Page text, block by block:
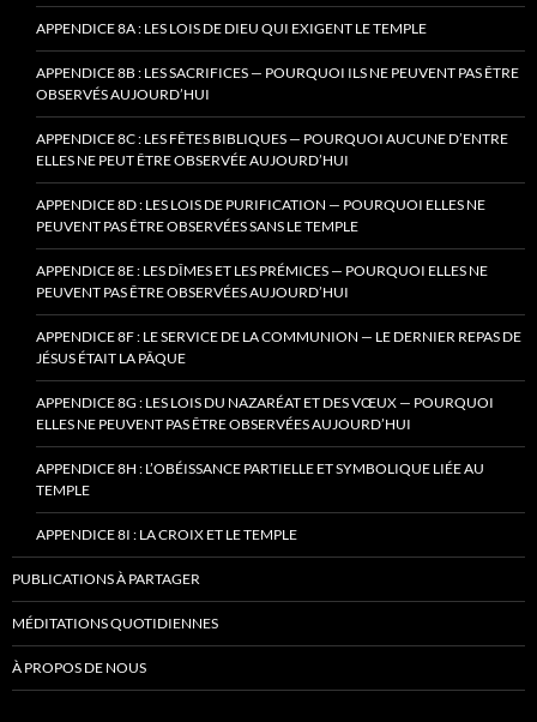
APPENDICE 8A : LES LOIS DE DIEU QUI EXIGENT LE TEMPLE
APPENDICE 8B : LES SACRIFICES — POURQUOI ILS NE PEUVENT PAS ÊTRE
OBSERVÉS AUJOURD’HUI
APPENDICE 8C : LES FÊTES BIBLIQUES — POURQUOI AUCUNE D’ENTRE
ELLES NE PEUT ÊTRE OBSERVÉE AUJOURD’HUI
APPENDICE 8D : LES LOIS DE PURIFICATION — POURQUOI ELLES NE
PEUVENT PAS ÊTRE OBSERVÉES SANS LE TEMPLE
APPENDICE 8E : LES DÎMES ET LES PRÉMICES — POURQUOI ELLES NE
PEUVENT PAS ÊTRE OBSERVÉES AUJOURD’HUI
APPENDICE 8F : LE SERVICE DE LA COMMUNION — LE DERNIER REPAS DE
JÉSUS ÉTAIT LA PÂQUE
APPENDICE 8G : LES LOIS DU NAZARÉAT ET DES VŒUX — POURQUOI
ELLES NE PEUVENT PAS ÊTRE OBSERVÉES AUJOURD’HUI
APPENDICE 8H : L’OBÉISSANCE PARTIELLE ET SYMBOLIQUE LIÉE AU
TEMPLE
APPENDICE 8I : LA CROIX ET LE TEMPLE
PUBLICATIONS À PARTAGER
MÉDITATIONS QUOTIDIENNES
À PROPOS DE NOUS